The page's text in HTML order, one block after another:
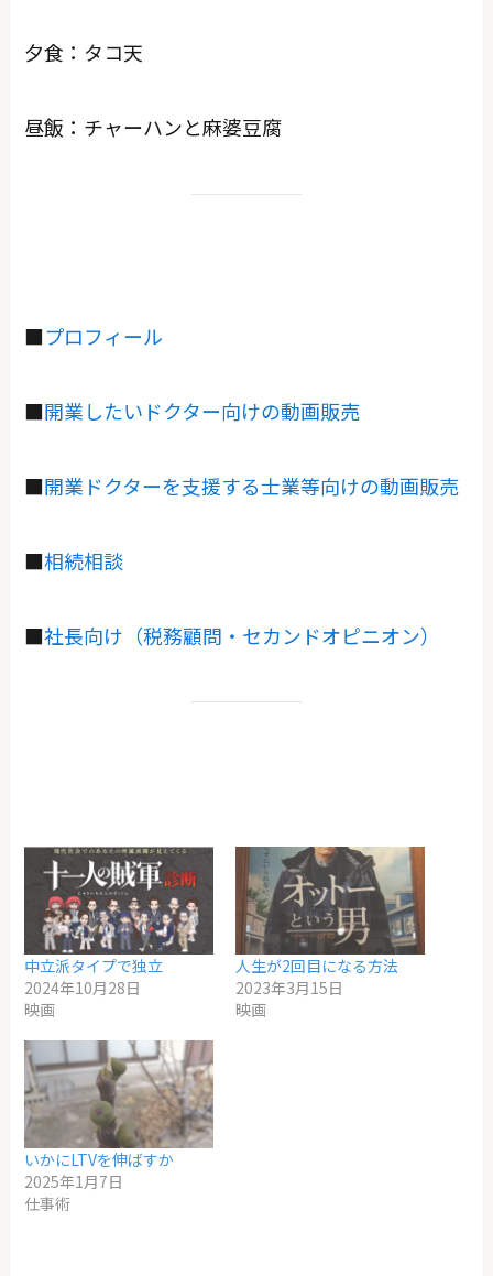
夕食：タコ天
昼飯：チャーハンと麻婆豆腐
■プロフィール
■開業したいドクター向けの動画販売
■開業ドクターを支援する士業等向けの動画販売
■相続相談
■社長向け（税務顧問・セカンドオピニオン）
中立派タイプで独立
2024年10月28日
映画
人生が2回目になる方法
2023年3月15日
映画
いかにLTVを伸ばすか
2025年1月7日
仕事術